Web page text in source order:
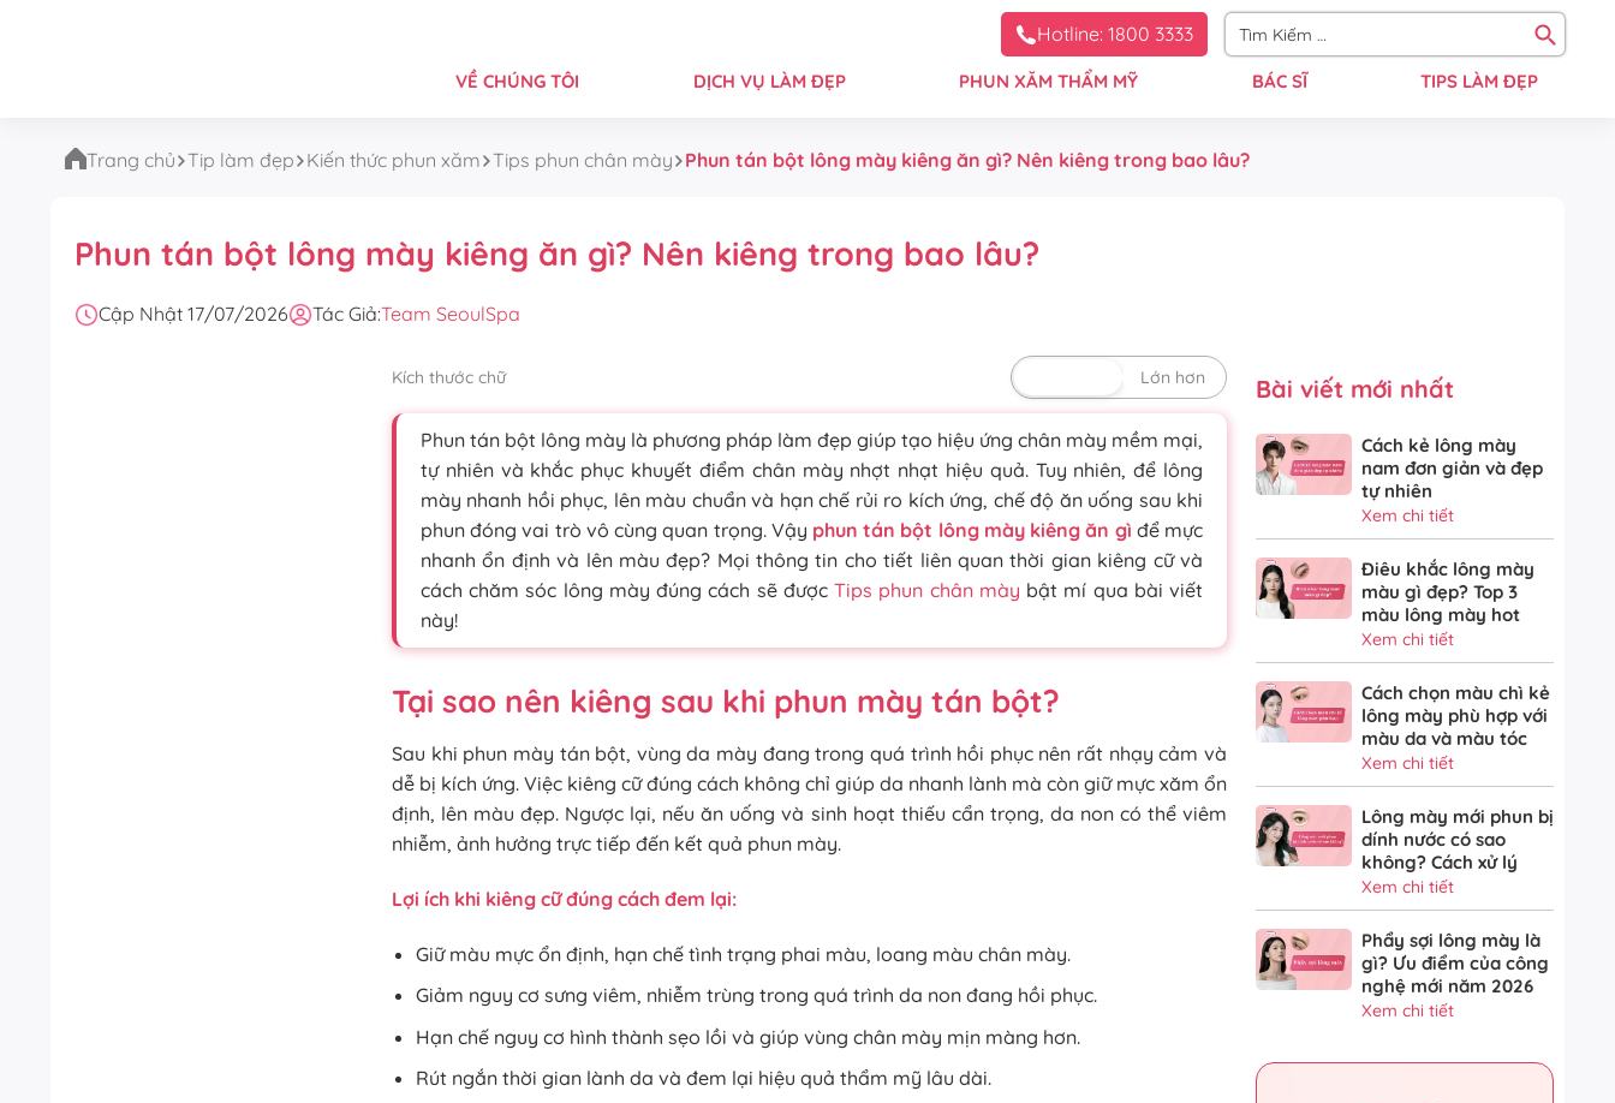
Hotline: 1800 3333
VỀ CHÚNG TÔI DỊCH VỤ LÀM ĐẸP PHUN XĂM THẨM MỸ BÁC SĨ TIPS LÀM ĐẸP
Trang chủ Tip làm đẹp Kiến thức phun xăm Tips phun chân mày Phun tán bột lông mày kiêng ăn gì? Nên kiêng trong bao lâu?
Phun tán bột lông mày kiêng ăn gì? Nên kiêng trong bao lâu?
Cập Nhật 17/07/2026 Tác Giả:Team SeoulSpa
Kích thước chữ Lớn hơn
Phun tán bột lông mày là phương pháp làm đẹp giúp tạo hiệu ứng chân mày mềm mại,
tự nhiên và khắc phục khuyết điểm chân mày nhợt nhạt hiệu quả. Tuy nhiên, để lông
mày nhanh hồi phục, lên màu chuẩn và hạn chế rủi ro kích ứng, chế độ ăn uống sau khi
phun đóng vai trò vô cùng quan trọng. Vậy phun tán bột lông mày kiêng ăn gì để mực
nhanh ổn định và lên màu đẹp? Mọi thông tin cho tiết liên quan thời gian kiêng cữ và
cách chăm sóc lông mày đúng cách sẽ đượcTips phun chân mày bật mí qua bài viết
này!
Tại sao nên kiêng sau khi phun mày tán bột?
Sau khi phun mày tán bột, vùng da mày đang trong quá trình hồi phục nên rất nhạy cảm và
dễ bị kích ứng. Việc kiêng cữ đúng cách không chỉ giúp da nhanh lành mà còn giữ mực xăm ổn
định, lên màu đẹp. Ngược lại, nếu ăn uống và sinh hoạt thiếu cẩn trọng, da non có thể viêm
nhiễm, ảnh hưởng trực tiếp đến kết quả phun mày.
Lợi ích khi kiêng cữ đúng cách đem lại:
Giữ màu mực ổn định, hạn chế tình trạng phai màu, loang màu chân mày.
Giảm nguy cơ sưng viêm, nhiễm trùng trong quá trình da non đang hồi phục.
Hạn chế nguy cơ hình thành sẹo lồi và giúp vùng chân mày mịn màng hơn.
Rút ngắn thời gian lành da và đem lại hiệu quả thẩm mỹ lâu dài.
Bài viết mới nhất
Cách kẻ lông mày
nam đơn giản và đẹp
tự nhiên
Xem chi tiết
Điêu khắc lông mày
màu gì đẹp? Top 3
màu lông mày hot
Xem chi tiết
Cách chọn màu chì kẻ
lông mày phù hợp với
màu da và màu tóc
Xem chi tiết
Lông mày mới phun bị
dính nước có sao
không? Cách xử lý
Xem chi tiết
Phẩy sợi lông mày là
gì? Ưu điểm của công
nghệ mới năm 2026
Xem chi tiết